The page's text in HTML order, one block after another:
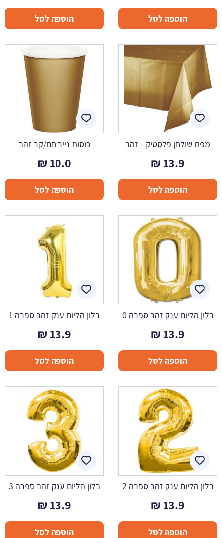
הוספה לסל הוספה לסל
מפת שולחן פלסטיק - זהב
13.9
₪
הוספה לסל
כוסות נייר חם/קר זהב
10.0
₪
הוספה לסל
בלון הליום ענק זהב ספרה 0
13.9
₪
הוספה לסל
בלון הליום ענק זהב ספרה 1
13.9
₪
הוספה לסל
בלון הליום ענק זהב ספרה 2
13.9
₪
הוספה לסל
בלון הליום ענק זהב ספרה 3
13.9
₪
הוספה לסל